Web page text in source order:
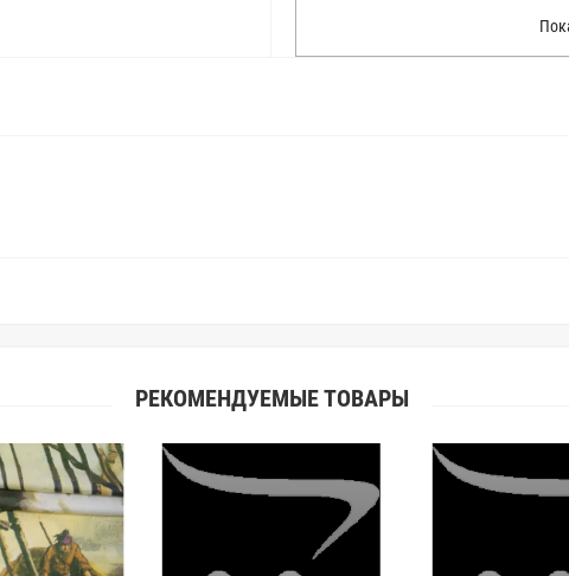
Мы делаем все возможное, чтобы
Мы осматриваем и фотографируем
находить только правильные
РЕКОМЕНДУЕМЫЕ ТОВАРЫ